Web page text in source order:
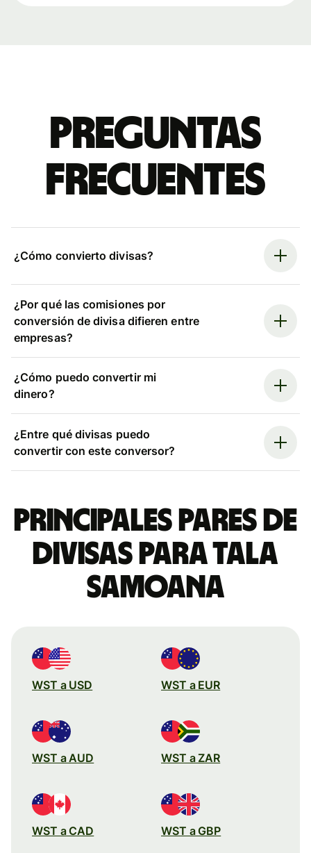
Preguntas
frecuentes
¿Cómo convierto divisas?
¿Por qué las comisiones por
conversión de divisa difieren entre
empresas?
¿Cómo puedo convertir mi
dinero?
¿Entre qué divisas puedo
convertir con este conversor?
Principales pares de
divisas para tala
samoana
WST a USD WST a EUR
WST a AUD WST a ZAR
WST a CAD WST a GBP